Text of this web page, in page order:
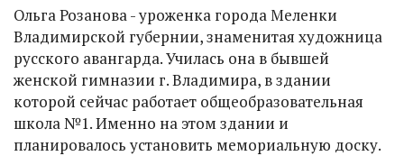
Ольга Розанова - уроженка города Меленки
Владимирской губернии, знаменитая художница
русского авангарда. Училась она в бывшей
женской гимназии г. Владимира, в здании
которой сейчас работает общеобразовательная
школа №1. Именно на этом здании и
планировалось установить мемориальную доску.